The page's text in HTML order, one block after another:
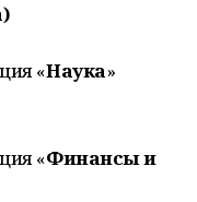
«Наука»
«Финансы и